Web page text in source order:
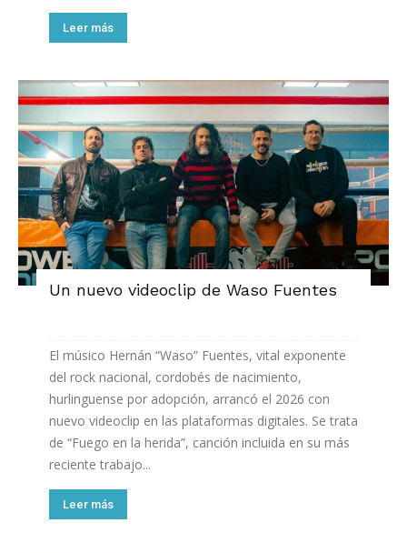
Leer más
Un nuevo videoclip de Waso Fuentes
El músico Hernán “Waso” Fuentes, vital exponente
del rock nacional, cordobés de nacimiento,
hurlinguense por adopción, arrancó el 2026 con
nuevo videoclip en las plataformas digitales. Se trata
de “Fuego en la herida”, canción incluida en su más
reciente trabajo...
Leer más